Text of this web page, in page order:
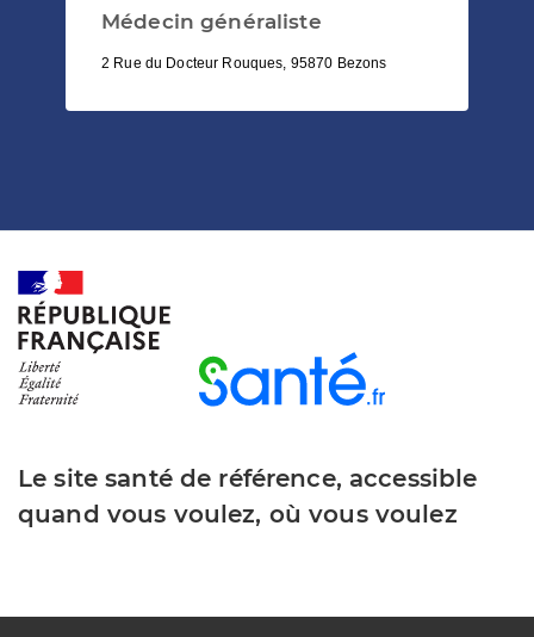
Médecin généraliste
2 Rue du Docteur Rouques, 95870 Bezons
Le site santé de référence, accessible
quand vous voulez, où vous voulez